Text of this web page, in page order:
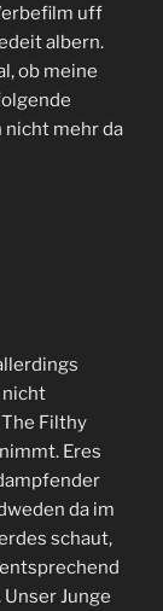
uff
albern.
ob meine
nicht mehr da
Filthy
Eres
da im
schaut,
Junge